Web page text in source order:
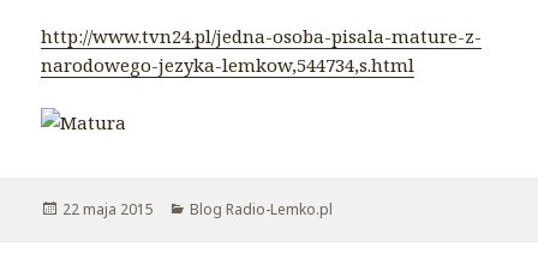
http://www.tvn24.pl/jedna-osoba-pisala-mature-z-
narodowego-jezyka-lemkow,544734,s.html
Opublikowano
22 maja 2015 Kategorie
Blog Radio-Lemko.pl